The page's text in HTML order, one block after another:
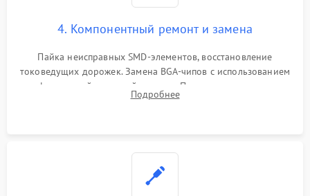
4. Компонентный ремонт и замена
Пайка неисправных SMD-элементов, восстановление
токоведущих дорожек. Замена BGA-чипов с использованием
инфракрасной паяльной станции. Прошивка микросхемы
BIOS или замена поврежденных портов USB
Подробнее